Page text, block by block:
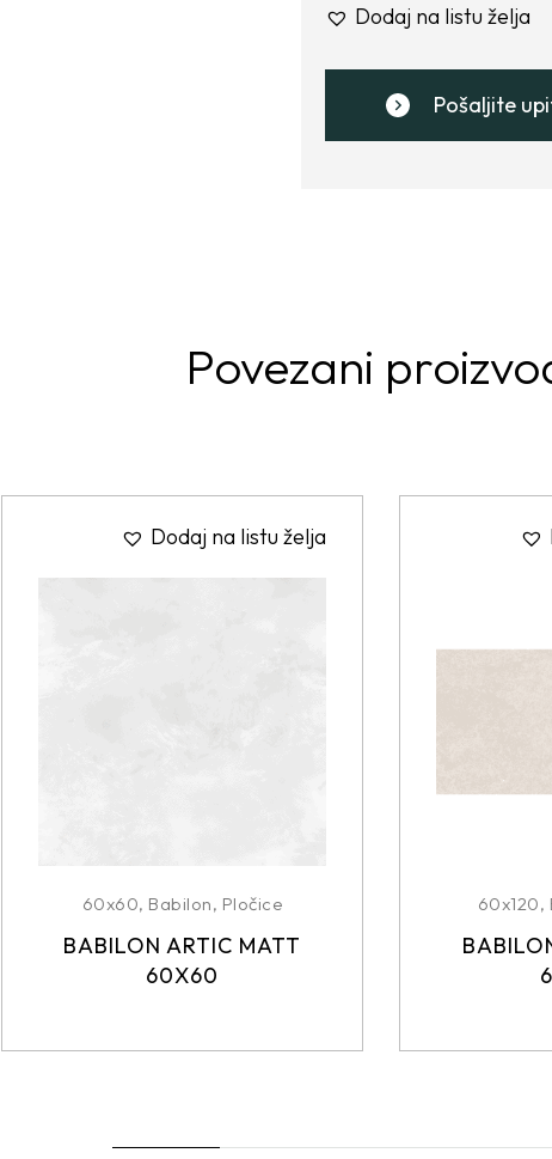
Dodaj na listu želja
Pošaljite
Povezani
Dodaj na listu želja
60x60, Babilon, Pločice
BABILON ARTIC MATT
60X60
60x120,